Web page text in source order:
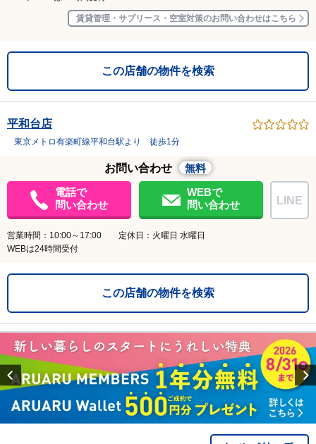
賃貸管理・サブリース・空室対策のお問い合わせはこちら
この店舗の物件を検索
平和台店
東京メトロ有楽町線平和台駅より 徒歩1分
お問い合わせ
無料
電話で
問い合わせ
WEBで
問い合わせ
LINE
営業時間：10:00～17:00 定休日：火曜日 水曜日
WEBは24時間受付
この店舗の物件を検索
Previous